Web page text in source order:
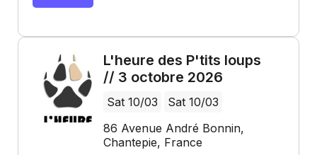
L'heure des P'tits loups
// 3 octobre 2026
Sat 10/03
Sat 10/03
86 Avenue André Bonnin,
Chantepie, France